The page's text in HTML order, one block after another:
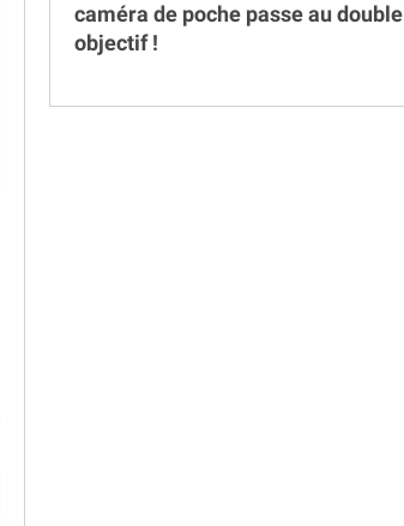
caméra de poche passe au double
objectif !